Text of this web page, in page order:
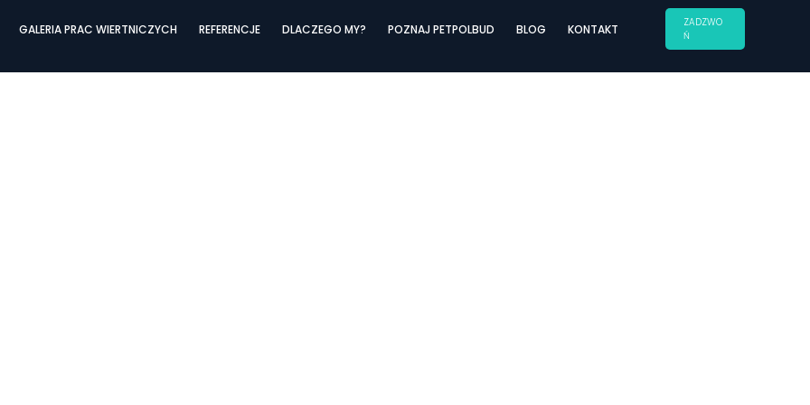
GALERIA PRAC WIERTNICZYCH REFERENCJE DLACZEGO MY? POZNAJ PETPOLBUD BLOG KONTAKT
ZADZWO
Ń